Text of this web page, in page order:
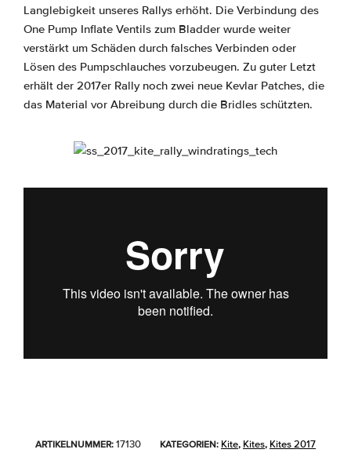
Langlebigkeit unseres Rallys erhöht. Die Verbindung des
One Pump Inflate Ventils zum Bladder wurde weiter
verstärkt um Schäden durch falsches Verbinden oder
Lösen des Pumpschlauches vorzubeugen. Zu guter Letzt
erhält der 2017er Rally noch zwei neue Kevlar Patches, die
das Material vor Abreibung durch die Bridles schützten.
ARTIKELNUMMER: 17130 KATEGORIEN: Kite, Kites, Kites 2017